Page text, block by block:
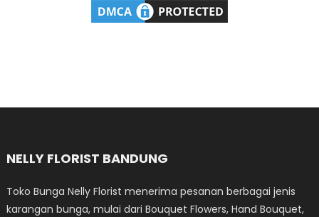
NELLY FLORIST BANDUNG
Toko Bunga Nelly Florist menerima pesanan berbagai jenis
karangan bunga, mulai dari Bouquet Flowers, Hand Bouquet,